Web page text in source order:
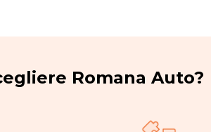
Romana Auto?